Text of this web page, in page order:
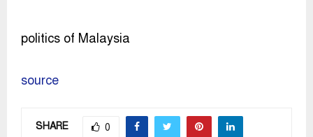
politics of Malaysia
source
SHARE 0